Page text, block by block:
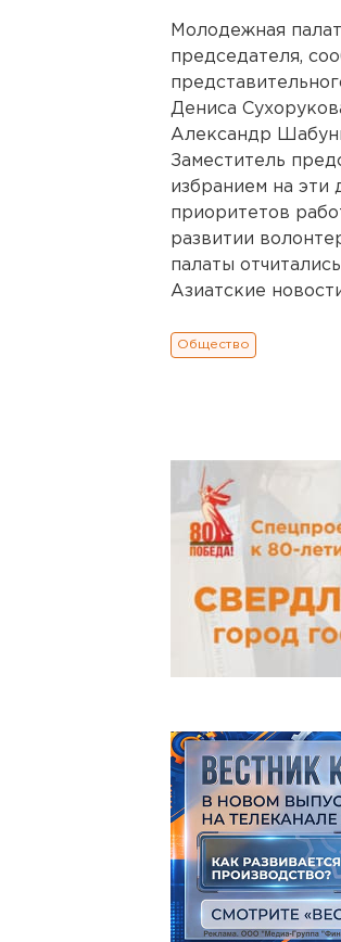
Молодежная
председателя,
Дениса
Александр
Заместитель
избранием на эти
приоритетов
развитии
палаты
Азиатские
Общество